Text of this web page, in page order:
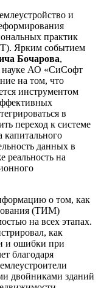
и
практик
Ярким событием
Бочарова,
науке АО «СиСофт
на том, что
инструментом
в
переход к системе
данных в
реальность на
о том, как
(ТИМ)
на всех этапах.
как
и ошибки при
благодаря
двойниками зданий